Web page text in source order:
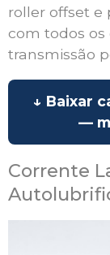
roller offset e
com todos
transmissão
↓ Baixar
—
Corrente